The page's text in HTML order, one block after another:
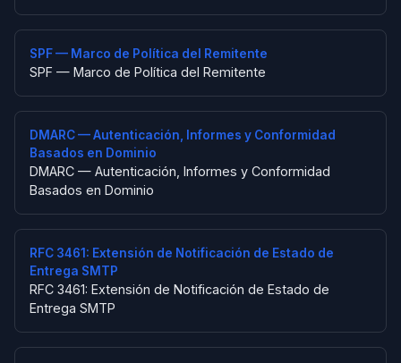
SPF — Marco de Política del Remitente
SPF — Marco de Política del Remitente
DMARC — Autenticación, Informes y Conformidad
Basados en Dominio
DMARC — Autenticación, Informes y Conformidad
Basados en Dominio
RFC 3461: Extensión de Notificación de Estado de
Entrega SMTP
RFC 3461: Extensión de Notificación de Estado de
Entrega SMTP